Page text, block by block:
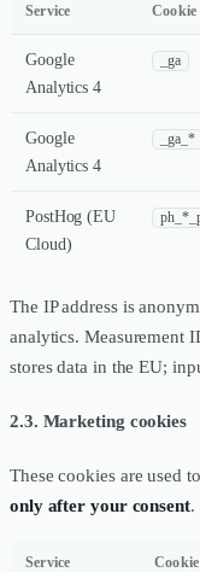
Service Cookie
Google
Analytics 4
_ga
Google
Analytics 4
_ga_*
PostHog (EU
Cloud)
The IP address is
analytics. Measurement
stores data in the EU;
2.3. Marketing cookies
These cookies are used
only after your consent.
Service Cookie